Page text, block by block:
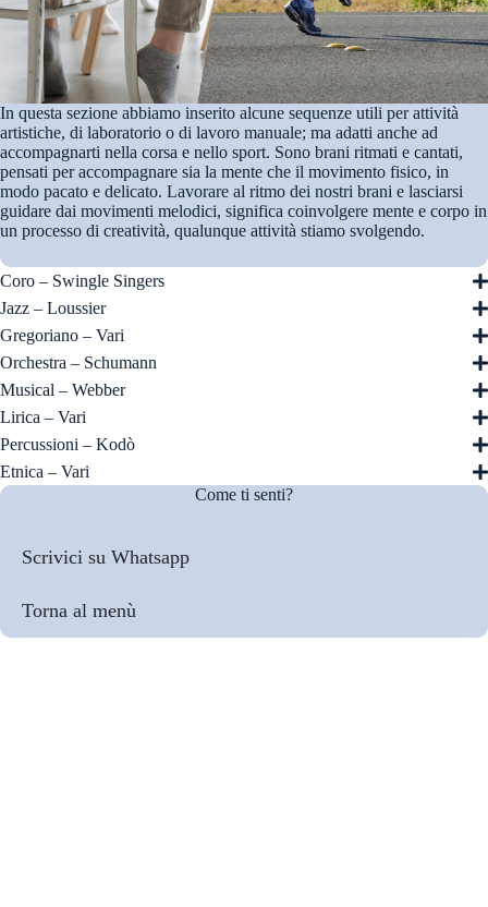
In questa sezione abbiamo inserito alcune sequenze utili per attività
artistiche, di laboratorio o di lavoro manuale; ma adatti anche ad
accompagnarti nella corsa e nello sport. Sono brani ritmati e cantati,
pensati per accompagnare sia la mente che il movimento fisico, in
modo pacato e delicato. Lavorare al ritmo dei nostri brani e lasciarsi
guidare dai movimenti melodici, significa coinvolgere mente e corpo in
un processo di creatività, qualunque attività stiamo svolgendo.
Coro – Swingle Singers
Jazz – Loussier
Gregoriano – Vari
Orchestra – Schumann
Musical – Webber
Lirica – Vari
Percussioni – Kodò
Etnica – Vari
Come ti senti?
Scrivici su Whatsapp
Torna al menù